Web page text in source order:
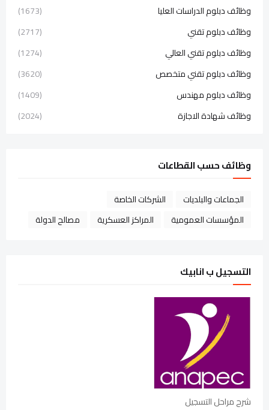
وظائف دبلوم الدراسات العليا
(1673)
وظائف دبلوم تقني
(2717)
وظائف دبلوم تقني العالي
(1274)
وظائف دبلوم تقني متخصص
(3620)
وظائف دبلوم مهندس
(1409)
وظائف شهادة الاجازة
(2024)
وظائف حسب القطاعات
الجماعات والبلديات
الشركات الخاصة
المؤسسات العمومية
المراكز العسكرية مصالح الدولة
التسجيل ب انابيك
شرح مراحل التسجيل